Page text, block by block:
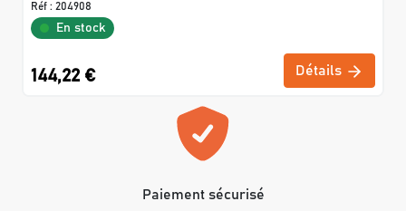
Réf : 204908
En stock
144,22 € Détails
Paiement sécurisé